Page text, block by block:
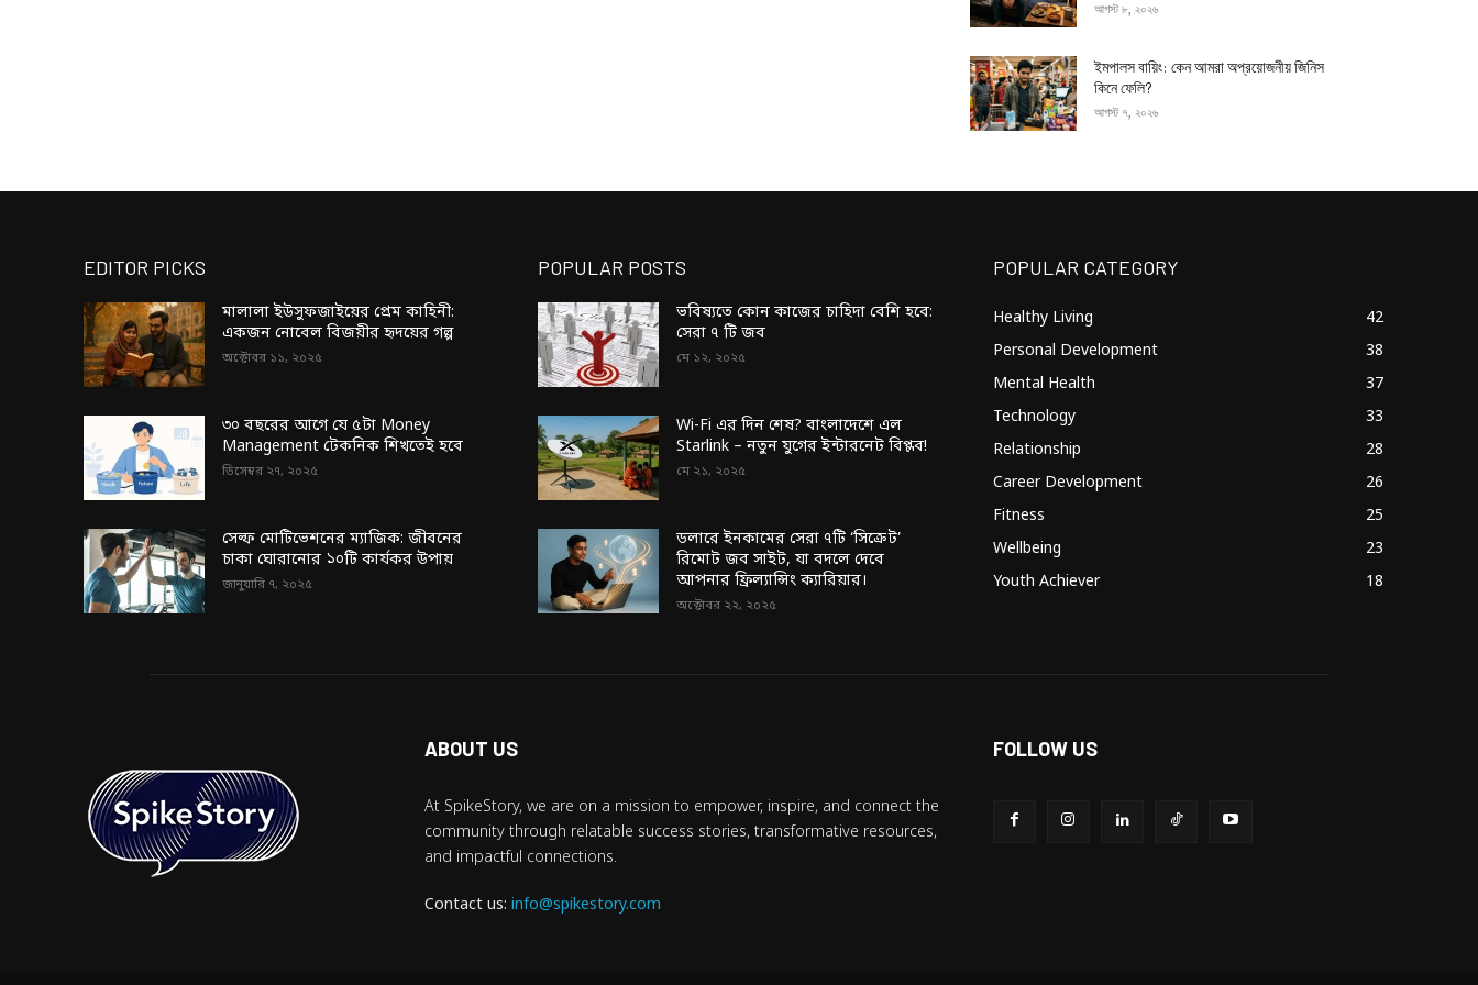
আগস্ট ৮, ২০২৬
ইমপালস বায়িং: কেন আমরা অপ্রয়োজনীয় জিনিস
কিনে ফেলি?
আগস্ট ৭, ২০২৬
EDITOR PICKS
মালালা ইউসুফজাইয়ের প্রেম কাহিনী:
একজন নোবেল বিজয়ীর হৃদয়ের গল্প
অক্টোবর ১১, ২০২৫
৩০ বছরের আগে যে ৫টা Money
Management টেকনিক শিখতেই হবে
ডিসেম্বর ২৭, ২০২৫
সেল্ফ মোটিভেশনের ম্যাজিক: জীবনের
চাকা ঘোরানোর ১০টি কার্যকর উপায়
জানুয়ারি ৭, ২০২৫
POPULAR POSTS
ভবিষ্যতে কোন কাজের চাহিদা বেশি হবে:
সেরা ৭ টি জব
মে ১২, ২০২৫
Wi-Fi এর দিন শেষ? বাংলাদেশে এল
Starlink – নতুন যুগের ইন্টারনেট বিপ্লব!
মে ২১, ২০২৫
ডলারে ইনকামের সেরা ৭টি ‘সিক্রেট’
রিমোট জব সাইট, যা বদলে দেবে
আপনার ফ্রিল্যান্সিং ক্যারিয়ার।
অক্টোবর ২২, ২০২৫
POPULAR CATEGORY
Healthy Living
42
Personal Development
38
Mental Health
37
Technology
33
Relationship
28
Career Development
26
Fitness
25
Wellbeing
23
Youth Achiever
18
ABOUT US
At SpikeStory, we are on a mission to empower, inspire, and connect the
community through relatable success stories, transformative resources,
and impactful connections.
Contact us: info@spikestory.com
FOLLOW US